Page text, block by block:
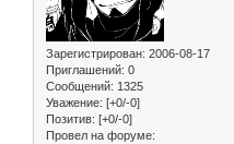
Зарегистрирован: 2006-08-17
Приглашений: 0
Сообщений: 1325
Уважение: [+0/-0]
Позитив: [+0/-0]
Провел на форуме: